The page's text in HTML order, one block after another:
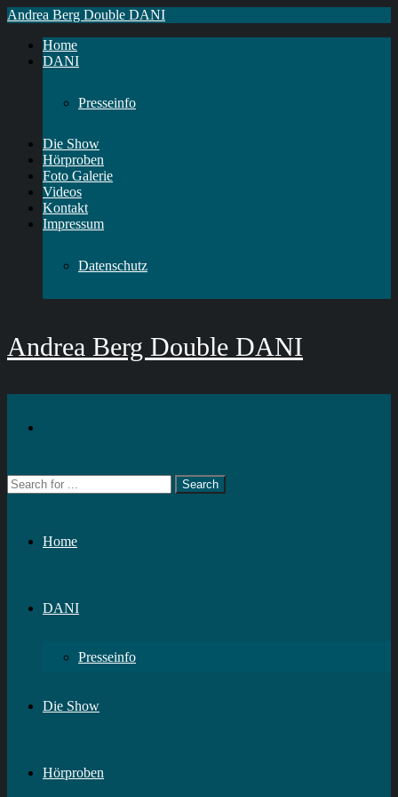
Andrea Berg Double DANI
Home
DANI
Presseinfo
Die Show
Hörproben
Foto Galerie
Videos
Kontakt
Impressum
Datenschutz
Andrea Berg Double DANI
Home
DANI
Presseinfo
Die Show
Hörproben